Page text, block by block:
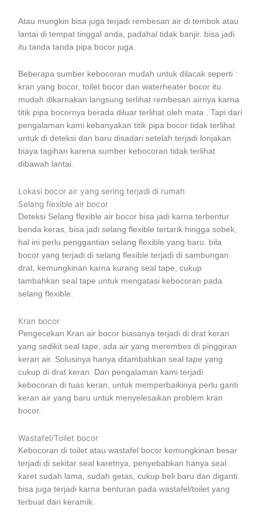
Atau mungkin bisa juga terjadi rembesan air di tembok atau
lantai di tempat tinggal anda, padahal tidak banjir. bisa jadi
itu tanda tanda pipa bocor juga.
Beberapa sumber kebocoran mudah untuk dilacak seperti :
kran yang bocor, toilet bocor dan waterheater bocor itu
mudah dikarnakan langsung terlihat rembesan airnya karna
titik pipa bocornya berada diluar terlihat oleh mata . Tapi dari
pengalaman kami kebanyakan titik pipa bocor tidak terlihat
untuk di deteksi dan baru disadari setelah terjadi lonjakan
biaya tagihan karena sumber kebocoran tidak terlihat
dibawah lantai.
Lokasi bocor air yang sering terjadi di rumah
Selang flexible air bocor
Deteksi Selang flexible air bocor bisa jadi karna terbentur
benda keras, bisa jadi selang flexible tertarik hingga sobek,
hal ini perlu penggantian selang flexible yang baru. bila
bocor yang terjadi di selang flexible terjadi di sambungan
drat, kemungkinan karna kurang seal tape, cukup
tambahkan seal tape untuk mengatasi kebocoran pada
selang flexible.
Kran bocor
Pengecekan Kran air bocor biasanya terjadi di drat keran
yang sedikit seal tape, ada air yang merembes di pinggiran
keran air. Solusinya hanya ditambahkan seal tape yang
cukup di drat keran. Dari pengalaman kami terjadi
kebocoran di tuas keran, untuk memperbaikinya perlu ganti
keran air yang baru untuk menyelesaikan problem kran
bocor.
Wastafel/Toilet bocor
Kebocoran di toilet atau wastafel bocor kemungkinan besar
terjadi di sekitar seal karetnya, penyebabkan hanya seal
karet sudah lama, sudah getas, cukup beli baru dan diganti.
bisa juga terjadi karna benturan pada wastafel/toilet yang
terbuat dari keramik.